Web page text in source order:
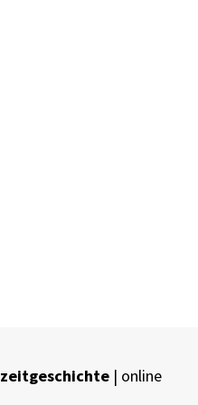
zeitgeschichte | online